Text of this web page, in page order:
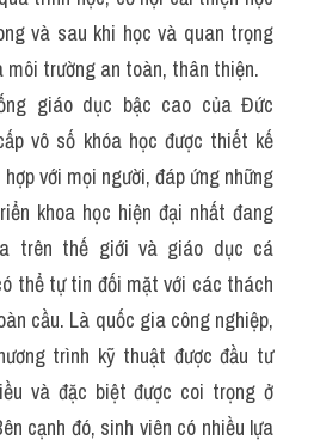
và sau khi học và quan trọng
môi trường an toàn, thân thiện.
giáo dục bậc cao của Đức
vô số khóa học được thiết kế
hợp với mọi người, đáp ứng những
khoa học hiện đại nhất đang
trên thế giới và giáo dục cá
thể tự tin đối mặt với các thách
cầu. Là quốc gia công nghiệp,
trình kỹ thuật được đầu tư
và đặc biệt được coi trọng ở
cạnh đó, sinh viên có nhiều lựa